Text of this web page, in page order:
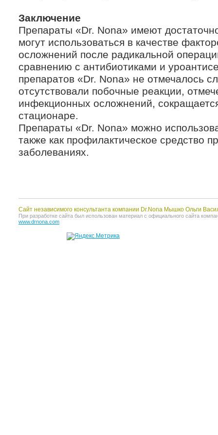
Заключение
Препараты «Dr. Nona» имеют
могут использоваться в качестве
осложнений после радикальной
сравнению с антибиотиками и
препаратов «Dr. Nona» не отмечалось
отсутствовали побочные реакции,
инфекционных осложнений,
стационаре.
Препараты «Dr. Nona» можно
также как профилактическое средство
заболеваниях.
Сайт независимого консультанта компании Dr.Nona Мышко Ольги
При разработке сайта был использован материал с официального сайта
www.drnona.com